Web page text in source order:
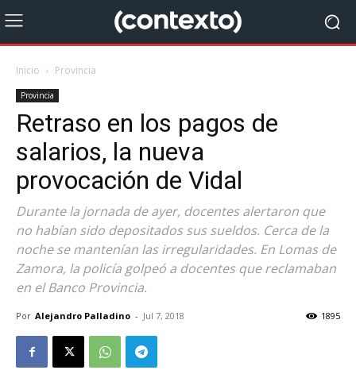
Inicio Provincia
Provincia
Retraso en los pagos de
salarios, la nueva
provocación de Vidal
Durante la jornada de ayer, docentes alertaron que
no habían sido depositados sus sueldos. Cerca de la
noche se mantenían las irregularidades. En Lomas de
Zamora, la policía golpeó a docentes que reclamaban
en el Banco Provincia.
Por Alejandro Palladino - Jul 7, 2018 1895